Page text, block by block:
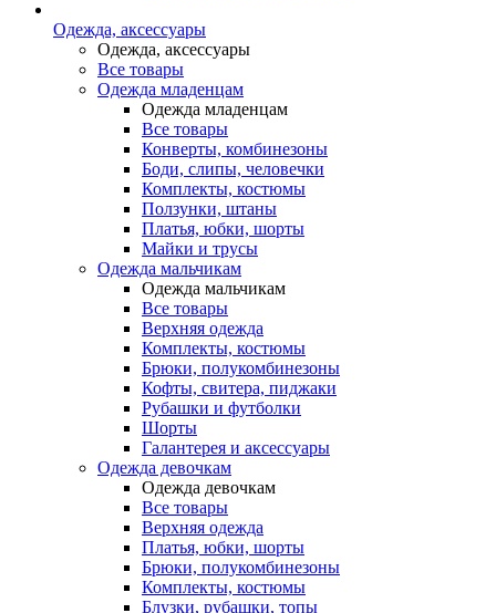
Одежда, аксессуары
Одежда, аксессуары
Все товары
Одежда младенцам
Одежда младенцам
Все товары
Конверты, комбинезоны
Боди, слипы, человечки
Комплекты, костюмы
Ползунки, штаны
Платья, юбки, шорты
Майки и трусы
Одежда мальчикам
Одежда мальчикам
Все товары
Верхняя одежда
Комплекты, костюмы
Брюки, полукомбинезоны
Кофты, свитера, пиджаки
Рубашки и футболки
Шорты
Галантерея и аксессуары
Одежда девочкам
Одежда девочкам
Все товары
Верхняя одежда
Платья, юбки, шорты
Брюки, полукомбинезоны
Комплекты, костюмы
Блузки, рубашки, топы